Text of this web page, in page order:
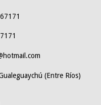
(Entre Ríos)